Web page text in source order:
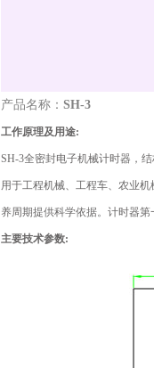
产品名称： SH-3
工作原理及用途:
SH-3全密封电子机械计时器，
用于工程机械、工程车、农业
养周期提供科学依据。计时器
主要技术参数: